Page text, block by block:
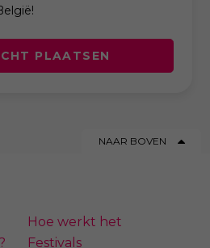
PLAATSEN
NAAR BOVEN
Hoe werkt het
Festivals